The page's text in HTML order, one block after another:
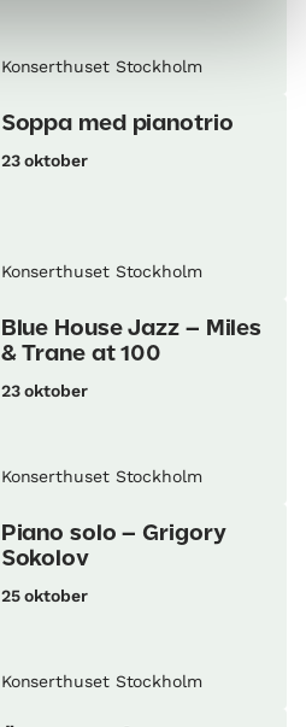
Konserthuset Stockholm
Soppa med pianotrio
23 oktober
Konserthuset Stockholm
Blue House Jazz – Miles
& Trane at 100
23 oktober
Konserthuset Stockholm
Piano solo – Grigory
Sokolov
25 oktober
Konserthuset Stockholm